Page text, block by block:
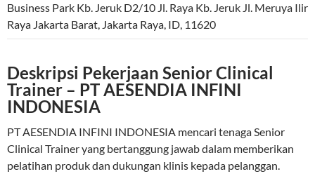
Business Park Kb. Jeruk D2/10 Jl. Raya Kb. Jeruk Jl. Meruya Ilir
Raya Jakarta Barat, Jakarta Raya, ID, 11620
Deskripsi Pekerjaan Senior Clinical
Trainer – PT AESENDIA INFINI
INDONESIA
PT AESENDIA INFINI INDONESIA mencari tenaga Senior
Clinical Trainer yang bertanggung jawab dalam memberikan
pelatihan produk dan dukungan klinis kepada pelanggan.